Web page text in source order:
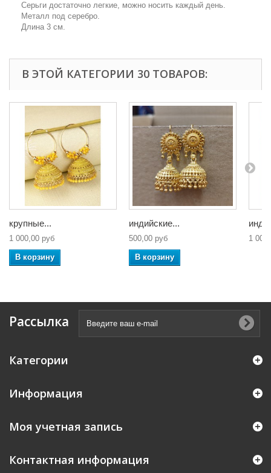
Серьги достаточно легкие, можно носить каждый день.
Металл под серебро.
Длина 3 см.
В ЭТОЙ КАТЕГОРИИ 30 ТОВАРОВ:
крупные...
1 000,00 руб
В корзину
индийские...
500,00 руб
В корзину
1
Рассылка
Категории
Информация
Моя учетная запись
Контактная информация